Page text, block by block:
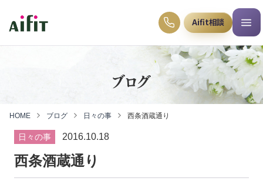
Aifit相談
ブログ
HOME ブログ 日々の事 西条酒蔵通り
日々の事 2016.10.18
西条酒蔵通り